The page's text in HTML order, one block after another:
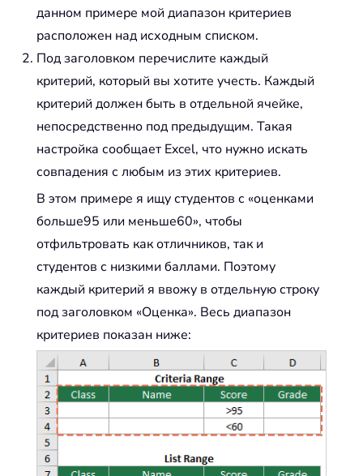
данном примере мой диапазон критериев
расположен над исходным списком.
Под заголовком перечислите каждый
критерий, который вы хотите учесть. Каждый
критерий должен быть в отдельной ячейке,
непосредственно под предыдущим. Такая
настройка сообщает Excel, что нужно искать
совпадения с любым из этих критериев.
В этом примере я ищу студентов с «оценками
больше95 или меньше60», чтобы
отфильтровать как отличников, так и
студентов с низкими баллами. Поэтому
каждый критерий я ввожу в отдельную строку
под заголовком «Оценка». Весь диапазон
критериев показан ниже: